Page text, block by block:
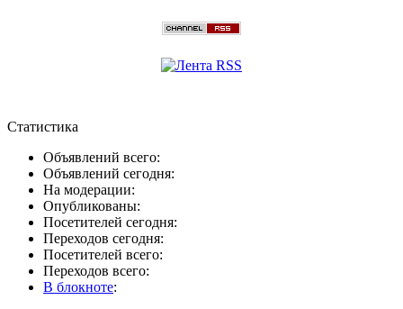
Статистика
Объявлений всего:
Объявлений сегодня:
На модерации:
Опубликованы:
Посетителей сегодня:
Переходов сегодня:
Посетителей всего:
Переходов всего:
В блокноте: